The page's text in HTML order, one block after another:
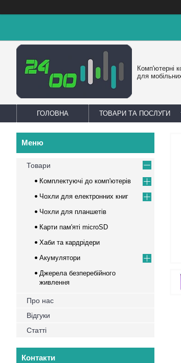
Комп'ютерні
для
ГОЛОВНА ТОВАРИ ТА ПОСЛУГИ
Товари
Комплектуючі до комп'ютерів
Чохли для електронних книг
Чохли для планшетів
Карти пам'яті microSD
Хаби та кардрідери
Акумулятори
Джерела безперебійного
живлення
Про нас
Відгуки
Статті
Контакти